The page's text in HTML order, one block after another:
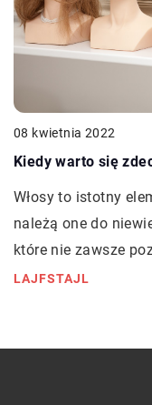
08 kwietnia 2022
Kiedy warto się
Włosy to istotny
należą one do
które nie zawsze
LAJFSTAJL